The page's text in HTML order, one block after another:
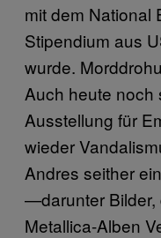
mit dem National
Stipendium aus
wurde.
Auch heute noch
Ausstellung für
wieder
Andres seither
—darunter Bilder,
Metallica-Alben